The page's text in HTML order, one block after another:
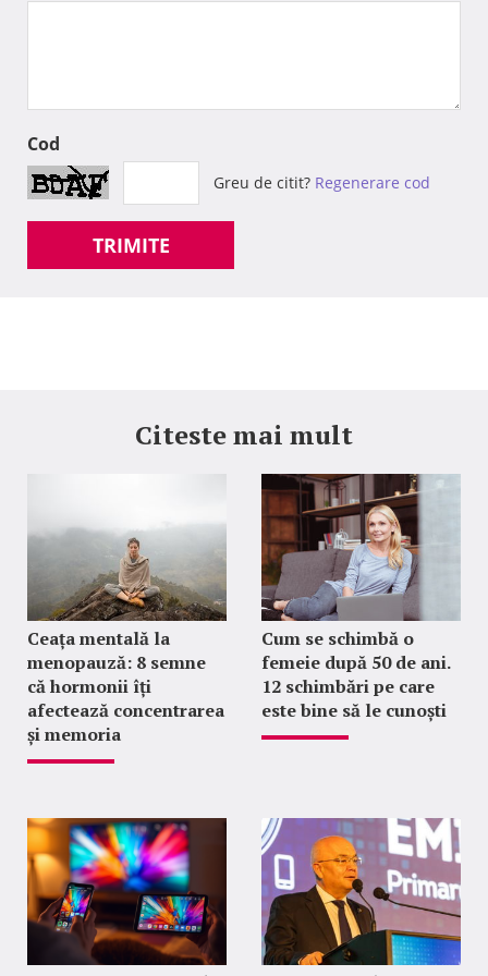
Cod
Greu de citit? Regenerare cod
TRIMITE
Citeste mai mult
Ceața mentală la
menopauză: 8 semne
că hormonii îți
afectează concentrarea
și memoria
Cum se schimbă o
femeie după 50 de ani.
12 schimbări pe care
este bine să le cunoști